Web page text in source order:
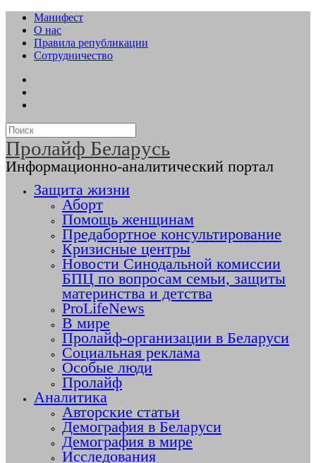
Манифест
О нас
Правила републикации
Сотрудничество
Пролайф Беларусь
Информационно-аналитический портал
Защита жизни
Аборт
Помощь женщинам
Предабортное консультирование
Кризисные центры
Новости Синодальной комиссии
БПЦ по вопросам семьи, защиты
материнства и детства
ProLifeNews
В мире
Пролайф-организации в Беларуси
Социальная реклама
Особые люди
Пролайф
Аналитика
Авторские статьи
Демография в Беларуси
Демография в мире
Исследования